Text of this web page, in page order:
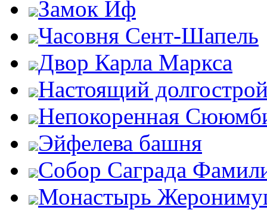
Замок Иф
Часовня Сент-Шапель
Двор Карла Маркса
Настоящий
Непокоренная
Эйфелева башня
Собор Саграда
Монастырь